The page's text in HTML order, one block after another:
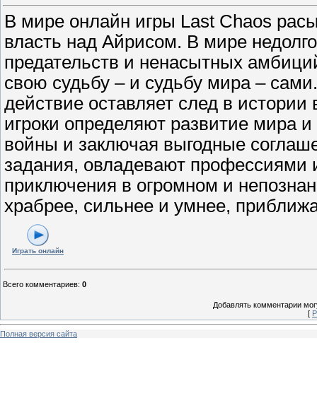
В мире онлайн игры Last Chaos
власть над Айрисом. В мире
предательств и ненасытных
свою судьбу – и судьбу мира –
действие оставляет след в
игроки определяют развитие мира
войны и заключая выгодные
задания, овладевают
приключения в огромном и
храбрее, сильнее и умнее,
Играть онлайн
Всего комментариев: 0
Добавлять комментарии
[
Полная версия сайта